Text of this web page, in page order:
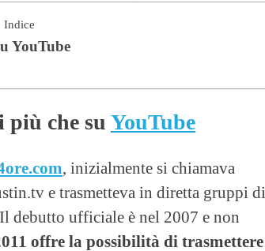
Indice
YouTube
più che su YouTube
, inizialmente si chiamava
e trasmetteva in diretta gruppi di
debutto ufficiale è nel 2007 e non
offre la possibilità di trasmettere